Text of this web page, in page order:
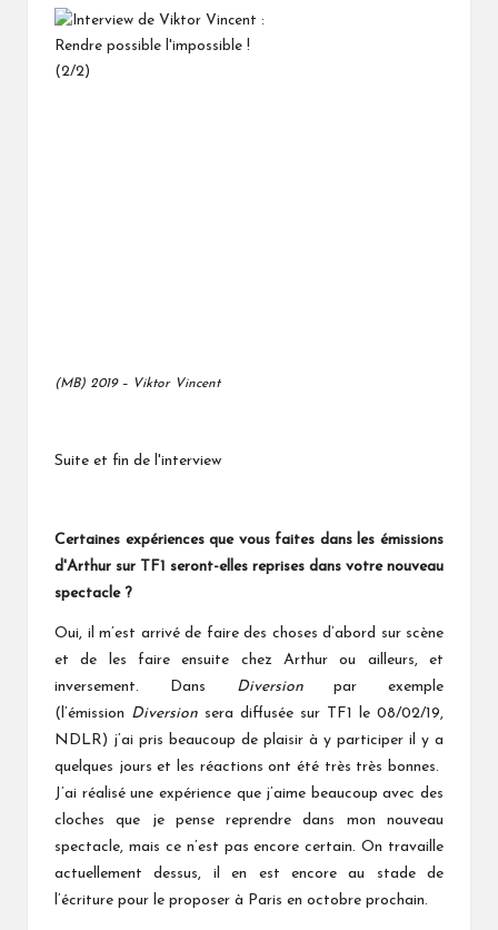
(MB) 2019 – Viktor Vincent
Suite et fin de l'interview
Certaines expériences que vous faites dans les émissions
d'Arthur sur TF1 seront-elles reprises dans votre nouveau
spectacle ?
Oui, il m’est arrivé de faire des choses d’abord sur scène
et de les faire ensuite chez Arthur ou ailleurs, et
inversement. Dans Diversionpar exemple
(l’émission Diversion sera diffusée sur TF1 le 08/02/19,
NDLR) j’ai pris beaucoup de plaisir à y participer il y a
quelques jours et les réactions ont été très très bonnes.
J’ai réalisé une expérience que j’aime beaucoup avec des
cloches que je pense reprendre dans mon nouveau
spectacle, mais ce n’est pas encore certain. On travaille
actuellement dessus, il en est encore au stade de
l’écriture pour le proposer à Paris en octobre prochain.